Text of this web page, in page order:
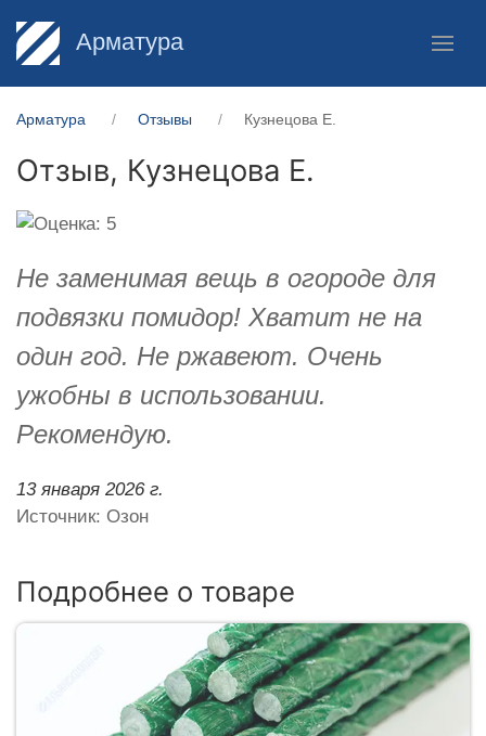
Арматура
Арматура Отзывы Кузнецова Е.
Отзыв, Кузнецова Е.
Не заменимая вещь в огороде для
подвязки помидор! Хватит не на
один год. Не ржавеют. Очень
ужобны в использовании.
Рекомендую.
13 января 2026 г.
Источник: Озон
Подробнее о товаре